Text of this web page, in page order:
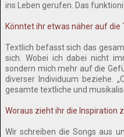
ins Leben gerufen. Das
Könntet ihr etwas näher auf die
Textlich befasst sich das
sich. Wobei ich dabei nicht
sondern mich mehr auf die
diverser Individuum beziehe.
gesamte textliche und
Woraus zieht ihr die Inspiration
Wir schreiben die Songs aus